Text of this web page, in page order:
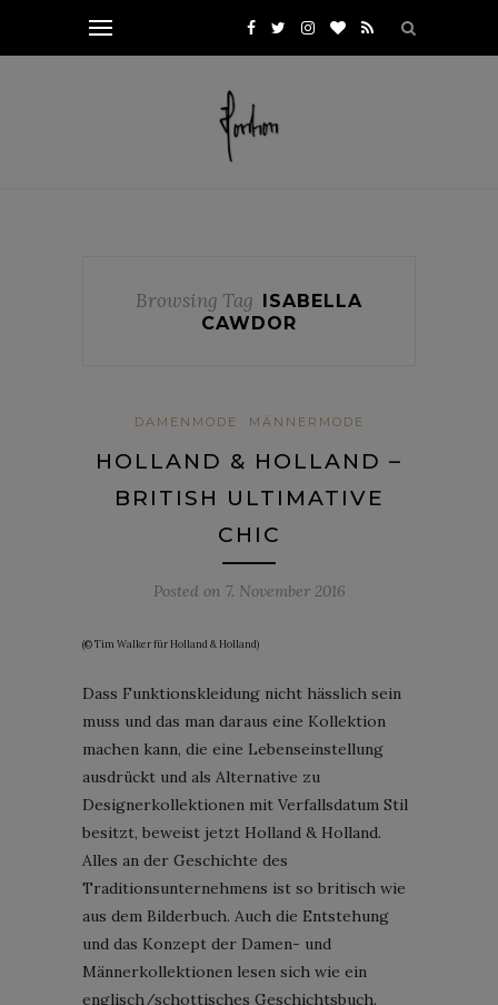
Browsing Tag ISABELLA
CAWDOR
DAMENMODE MÄNNERMODE
HOLLAND & HOLLAND –
BRITISH ULTIMATIVE
CHIC
Posted on 7. November 2016
(© Tim Walker für Holland & Holland)
Dass Funktionskleidung nicht hässlich sein
muss und das man daraus eine Kollektion
machen kann, die eine Lebenseinstellung
ausdrückt und als Alternative zu
Designerkollektionen mit Verfallsdatum Stil
besitzt, beweist jetzt Holland & Holland.
Alles an der Geschichte des
Traditionsunternehmens ist so britisch wie
aus dem Bilderbuch. Auch die Entstehung
und das Konzept der Damen- und
Männerkollektionen lesen sich wie ein
englisch/schottisches Geschichtsbuch.